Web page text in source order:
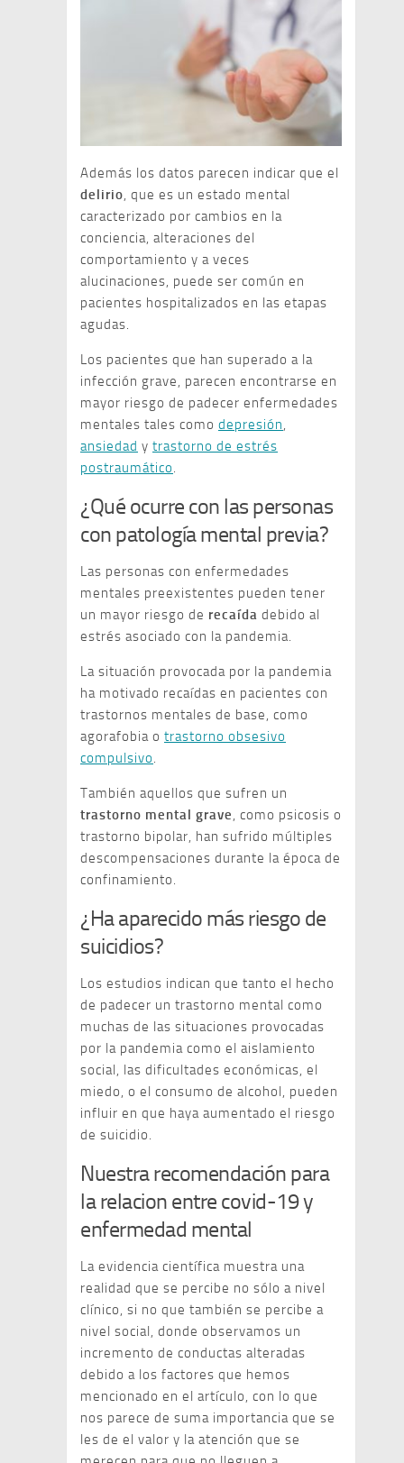
Además los datos parecen indicar que el
delirio, que es un estado mental
caracterizado por cambios en la
conciencia, alteraciones del
comportamiento y a veces
alucinaciones, puede ser común en
pacientes hospitalizados en las etapas
agudas.
Los pacientes que han superado a la
infección grave, parecen encontrarse en
mayor riesgo de padecer enfermedades
mentales tales como depresión,
ansiedad y trastorno de estrés
postraumático.
¿Qué ocurre con las personas
con patología mental previa?
Las personas con enfermedades
mentales preexistentes pueden tener
un mayor riesgo de recaída debido al
estrés asociado con la pandemia.
La situación provocada por la pandemia
ha motivado recaídas en pacientes con
trastornos mentales de base, como
agorafobia o trastorno obsesivo
compulsivo.
También aquellos que sufren un
trastorno mental grave, como psicosis o
trastorno bipolar, han sufrido múltiples
descompensaciones durante la época de
confinamiento.
¿Ha aparecido más riesgo de
suicidios?
Los estudios indican que tanto el hecho
de padecer un trastorno mental como
muchas de las situaciones provocadas
por la pandemia como el aislamiento
social, las dificultades económicas, el
miedo, o el consumo de alcohol, pueden
influir en que haya aumentado el riesgo
de suicidio.
Nuestra recomendación para
la relacion entre covid-19 y
enfermedad mental
La evidencia científica muestra una
realidad que se percibe no sólo a nivel
clínico, si no que también se percibe a
nivel social, donde observamos un
incremento de conductas alteradas
debido a los factores que hemos
mencionado en el artículo, con lo que
nos parece de suma importancia que se
les de el valor y la atención que se